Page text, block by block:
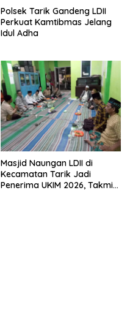
Polsek Tarik Gandeng LDII
Perkuat Kamtibmas Jelang
Idul Adha
Masjid Naungan LDII di
Kecamatan Tarik Jadi
Penerima UKIM 2026, Takmir